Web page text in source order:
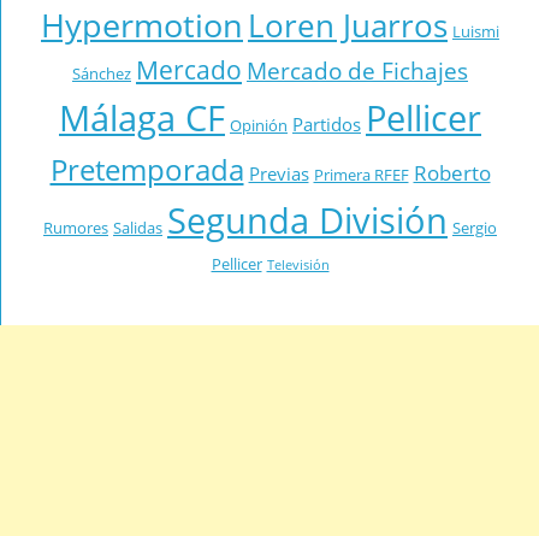
Hypermotion Loren Juarros Luismi
Sánchez Mercado Mercado de Fichajes
Málaga CF Opinión Partidos Pellicer
Pretemporada Previas Primera RFEF Roberto
Rumores Salidas Segunda División Sergio
Pellicer Televisión